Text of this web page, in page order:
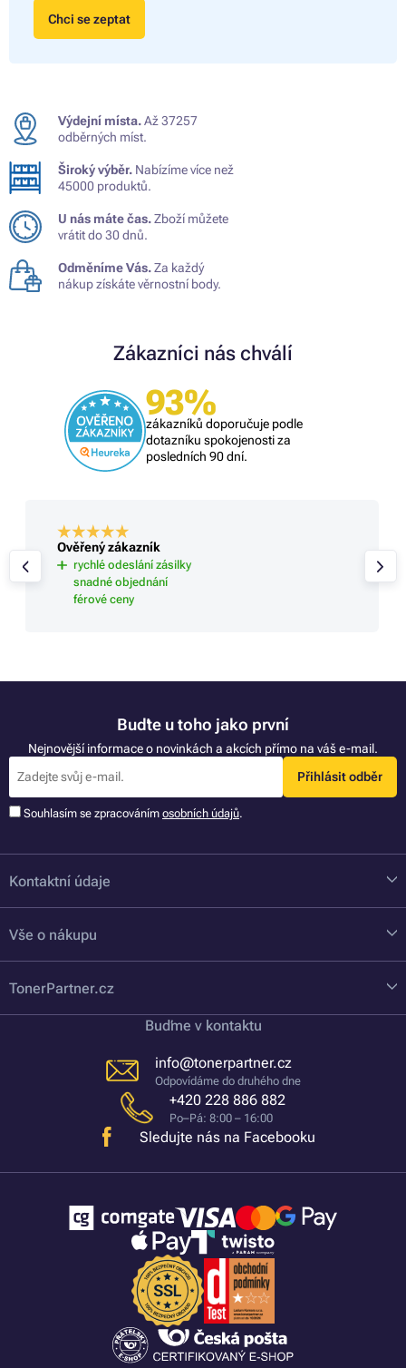
Chci se zeptat
Výdejní místa.Až 37257
odběrných míst.
Široký výběr. Nabízíme více než
45000 produktů.
U nás máte čas.Zboží můžete
vrátit do 30 dnů.
Odměníme Vás.Za každý
nákup získáte věrnostní body.
Zákazníci nás chválí
93%
zákazníků doporučuje podle
dotazníku spokojenosti za
posledních 90 dní.
Ověřený zákazník
rychlé odeslání zásilky
snadné objednání
férové ceny
Buďte u toho jako první
Nejnovější informace o novinkách a akcích přímo na váš e-mail.
Přihlásit odběr
Souhlasím se zpracováním osobních údajů.
Kontaktní údaje
Vše o nákupu
TonerPartner.cz
Buďme v kontaktu
info@tonerpartner.cz
Odpovídáme do druhého dne
+420 228 886 882
Po–Pá: 8:00 – 16:00
Sledujte nás na Facebooku